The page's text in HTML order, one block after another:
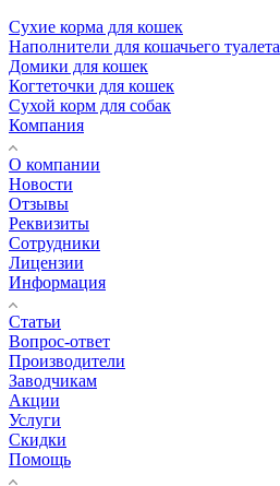
Сухие корма для кошек
Наполнители для кошачьего туалета
Домики для кошек
Когтеточки для кошек
Сухой корм для собак
Компания
О компании
Новости
Отзывы
Реквизиты
Сотрудники
Лицензии
Информация
Статьи
Вопрос-ответ
Производители
Заводчикам
Акции
Услуги
Скидки
Помощь